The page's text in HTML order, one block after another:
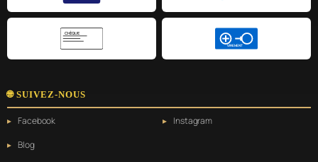
CHÈQUE
VIREMENT
🌐 SUIVEZ-NOUS
Facebook
Instagram
Blog